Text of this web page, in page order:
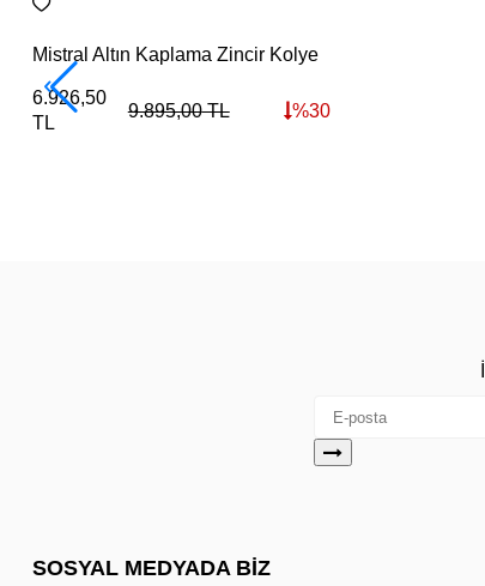
Mistral Altın Kaplama Zincir Kolye
6.926,50
TL
9.895,00TL %30
SOSYAL MEDYADA BİZ